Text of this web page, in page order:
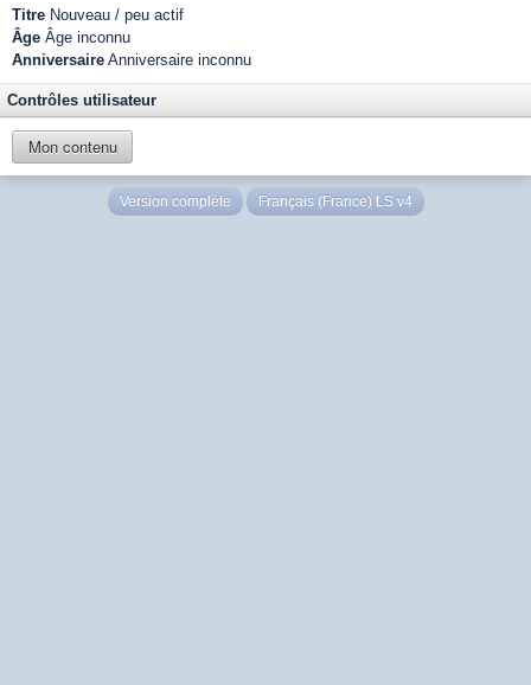
Titre Nouveau / peu actif
Âge Âge inconnu
Anniversaire Anniversaire inconnu
Contrôles utilisateur
Mon contenu
Version complète Français (France) LS v4